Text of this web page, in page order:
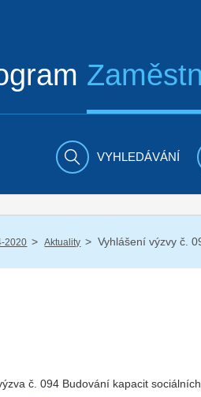
VYHLEDÁVÁNÍ
2020 / Aktuality / Vyhlášení výzvy č.
č. 094 Budování kapacit